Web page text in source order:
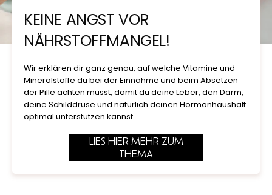
KEINE ANGST VOR
NÄHRSTOFFMANGEL!
Wir erklären dir ganz genau, auf welche Vitamine und
Mineralstoffe du bei der Einnahme und beim Absetzen
der Pille achten musst, damit du deine Leber, den Darm,
deine Schilddrüse und natürlich deinen Hormonhaushalt
optimal unterstützen kannst.
LIES HIER MEHR ZUM
THEMA